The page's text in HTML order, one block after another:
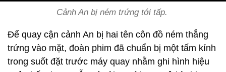
Cảnh An bị ném trứng tới tấp.
Để quay cận cảnh An bị hai tên côn đồ ném thẳng
trứng vào mặt, đoàn phim đã chuẩn bị một tấm kính
trong suốt đặt trước máy quay nhằm ghi hình hiệu